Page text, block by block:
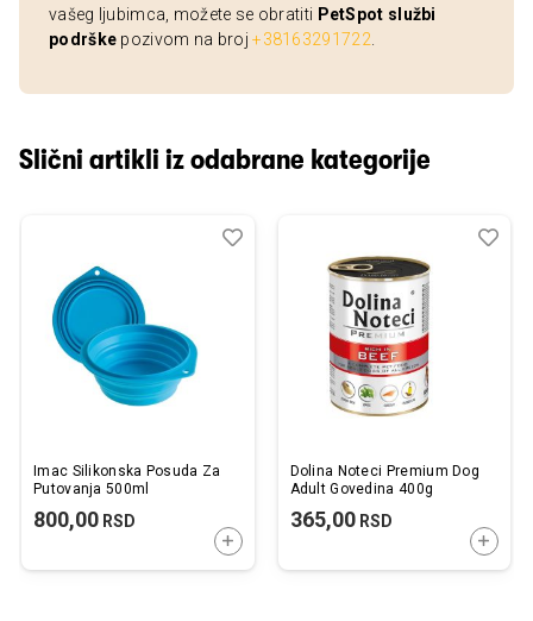
vašeg ljubimca, možete se obratiti PetSpot službi
podrške pozivom na broj+38163291722
Slični artikli iz odabrane kategorije
Imac Silikonska Posuda Za
Putovanja 500ml
800,00 RSD
DODAJTE U KORPU
Dodaj
Uporedi
Dolina Noteci Premium Dog
Adult Govedina 400g
365,00RSD